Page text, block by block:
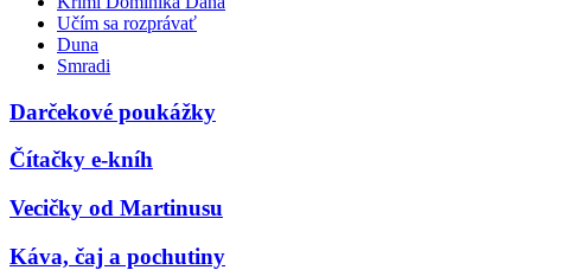
Učím sa rozprávať
Duna
Smradi
Darčekové poukážky
Čítačky e-kníh
Vecičky od Martinusu
Káva, čaj a pochutiny